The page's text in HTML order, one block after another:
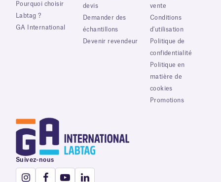
Pourquoi choisir
Labtag ?
GA International
devis
Demander des
échantillons
Devenir revendeur
vente
Conditions
d'utilisation
Politique de
confidentialité
Politique en
matière de
cookies
Promotions
Suivez-nous